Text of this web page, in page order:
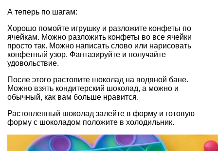
А теперь по шагам:
Хорошо помойте игрушку и разложите конфеты по
ячейкам. Можно разложить конфеты во все ячейки
просто так. Можно написать слово или нарисовать
конфетный узор. Фантазируйте и получайте
удовольствие.
После этого растопите шоколад на водяной бане.
Можно взять кондитерский шоколад, а можно и
обычный, как вам больше нравится.
Растопленный шоколад залейте в форму и готовую
форму с шоколадом положите в холодильник.